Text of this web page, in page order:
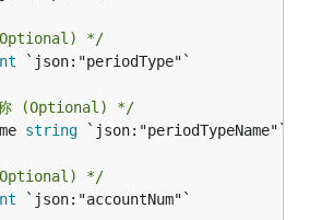
*/
`json:"periodType"`
称 (Optional) */
string `json:"periodTypeName"`
*/
`json:"accountNum"`